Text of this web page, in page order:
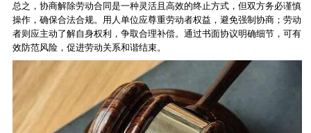
总之，协商解除劳动合同是一种灵活且高效的终止方式，但双方务必谨慎
操作，确保合法合规。用人单位应尊重劳动者权益，避免强制协商；劳动
者则应主动了解自身权利，争取合理补偿。通过书面协议明确细节，可有
效防范风险，促进劳动关系和谐结束。